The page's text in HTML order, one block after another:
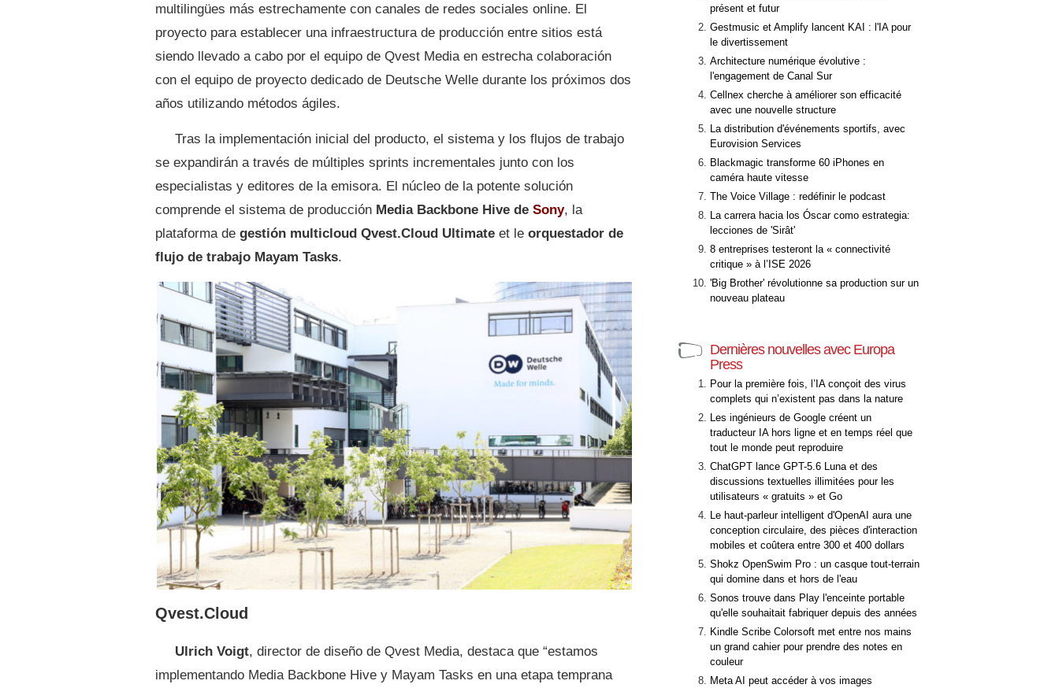
multilingües más estrechamente con canales de redes sociales online. El
proyecto para establecer una infraestructura de producción entre sitios está
siendo llevado a cabo por el equipo de Qvest Media en estrecha colaboración
con el equipo de proyecto dedicado de Deutsche Welle ​​durante los próximos dos
años utilizando métodos ágiles.
Tras la implementación inicial del producto, el sistema y los flujos de trabajo
se expandirán a través de múltiples sprints incrementales junto con los
especialistas y editores de la emisora. El núcleo de la potente solución
comprende el sistema de producción Media Backbone Hive de Sony, la
plataforma de gestión multicloud Qvest.Cloud Ultimate et le orquestador de
flujo de trabajo Mayam Tasks.
Qvest.Cloud
Ulrich Voigt, director de diseño de Qvest Media, destaca que “estamos
implementando Media Backbone Hive y Mayam Tasks en una etapa temprana
présent et futur
Gestmusic et Amplify lancent KAI : l'IA pour
le divertissement
Architecture numérique évolutive :
l'engagement de Canal Sur
Cellnex cherche à améliorer son efficacité
avec une nouvelle structure
La distribution d'événements sportifs, avec
Eurovision Services
Blackmagic transforme 60 iPhones en
caméra haute vitesse
The Voice Village : redéfinir le podcast
La carrera hacia los Óscar como estrategia:
lecciones de 'Sirât'
8 entreprises testeront la « connectivité
critique » à l’ISE 2026
'Big Brother' révolutionne sa production sur un
nouveau plateau
Dernières nouvelles avec Europa
Press
Pour la première fois, l’IA conçoit des virus
complets qui n’existent pas dans la nature
Les ingénieurs de Google créent un
traducteur IA hors ligne et en temps réel que
tout le monde peut reproduire
ChatGPT lance GPT-5.6 Luna et des
discussions textuelles illimitées pour les
utilisateurs « gratuits » et Go
Le haut-parleur intelligent d'OpenAI aura une
conception circulaire, des pièces d'interaction
mobiles et coûtera entre 300 et 400 dollars
Shokz OpenSwim Pro : un casque tout-terrain
qui domine dans et hors de l'eau
Sonos trouve dans Play l'enceinte portable
qu'elle souhaitait fabriquer depuis des années
Kindle Scribe Colorsoft met entre nos mains
un grand cahier pour prendre des notes en
couleur
Meta AI peut accéder à vos images